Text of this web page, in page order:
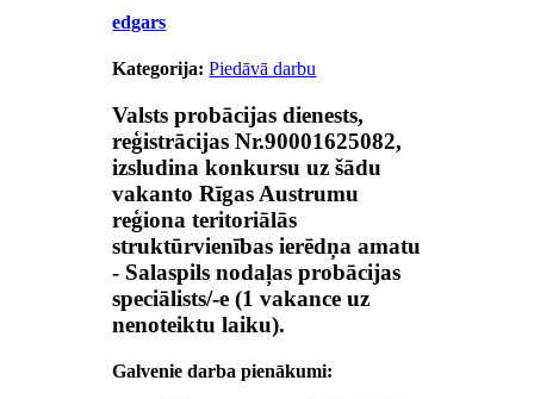
edgars
Kategorija: Piedāvā darbu
Valsts probācijas dienests,
reģistrācijas Nr.90001625082,
izsludina konkursu uz šādu
vakanto Rīgas Austrumu
reģiona teritoriālās
struktūrvienības ierēdņa amatu
- Salaspils nodaļas probācijas
speciālists/-e (1 vakance uz
nenoteiktu laiku).
Galvenie darba pienākumi: